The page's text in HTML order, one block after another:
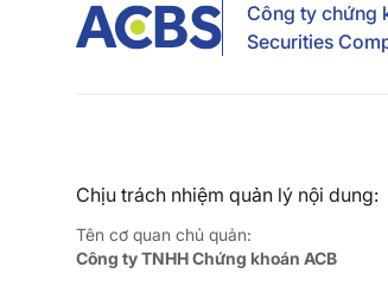
Công ty chứng
Securities
Chịu trách nhiệm quản lý nội dung:
Tên cơ quan chủ quản:
Công ty TNHH Chứng khoán ACB